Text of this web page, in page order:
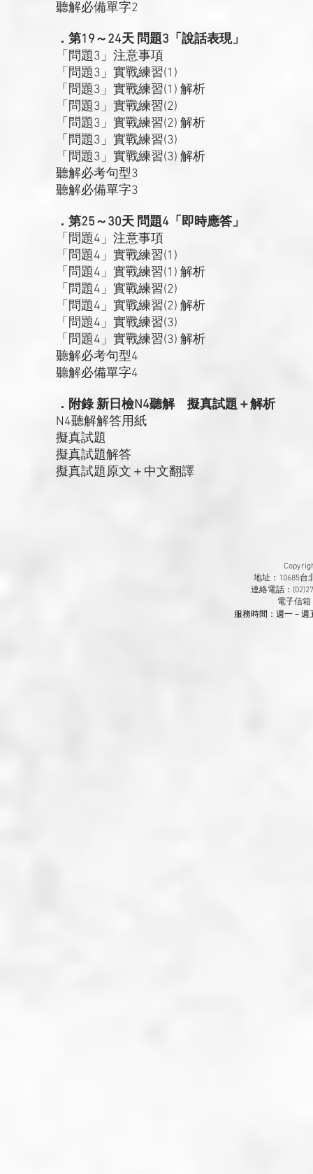
聽解必備單字2
．第19～24天 問題3「說話表現」
「問題3」注意事項
「問題3」實戰練習(1)
「問題3」實戰練習(1) 解析
「問題3」實戰練習(2)
「問題3」實戰練習(2) 解析
「問題3」實戰練習(3)
「問題3」實戰練習(3) 解析
聽解必考句型3
聽解必備單字3
．第25～30天 問題4「即時應答」
「問題4」注意事項
「問題4」實戰練習(1)
「問題4」實戰練習(1) 解析
「問題4」實戰練習(2)
「問題4」實戰練習(2) 解析
「問題4」實戰練習(3)
「問題4」實戰練習(3) 解析
聽解必考句型4
聽解必備單字4
．附錄 新日檢N4聽解 擬真試題＋解析
N4聽解解答用紙
擬真試題
擬真試題解答
擬真試題原文＋中文翻譯
地址：10685台
連絡電話：
電子信箱
服務時間：週一－